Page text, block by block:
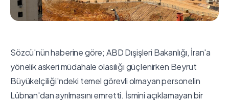
Sözcü'nün haberine göre; ABD Dışişleri Bakanlığı, İran'a
yönelik askeri müdahale olasılığı güçlenirken Beyrut
Büyükelçiliği'ndeki temel görevli olmayan personelin
Lübnan'dan ayrılmasını emretti. İsmini açıklamayan bir